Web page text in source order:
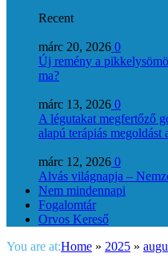
Recent
márc 20, 2026 0
Új remény a
ma?
márc 13, 2026 0
A légutakat megfertőző
alapú terápiás megoldást
márc 12, 2026 0
Alvás világnapja –
Nem mindennapi
Fogalomtár
Orvos Kereső
You are at:Home » 2025 »